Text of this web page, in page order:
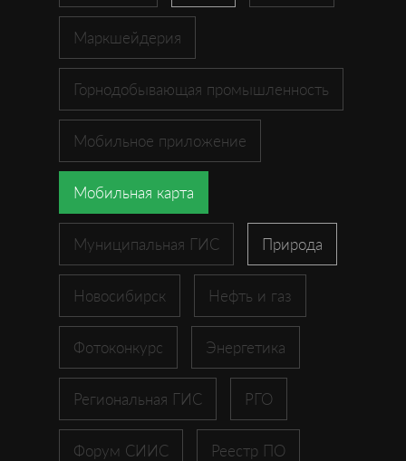
Маркшейдерия
Горнодобывающая промышленность
Мобильное приложение
Мобильная карта
Муниципальная ГИС Природа
Новосибирск Нефть и газ
Фотоконкурс Энергетика
Региональная ГИС РГО
Форум СИИС Реестр ПО